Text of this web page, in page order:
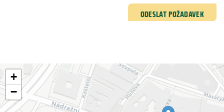
ODESLAT POŽADAVEK
+
−